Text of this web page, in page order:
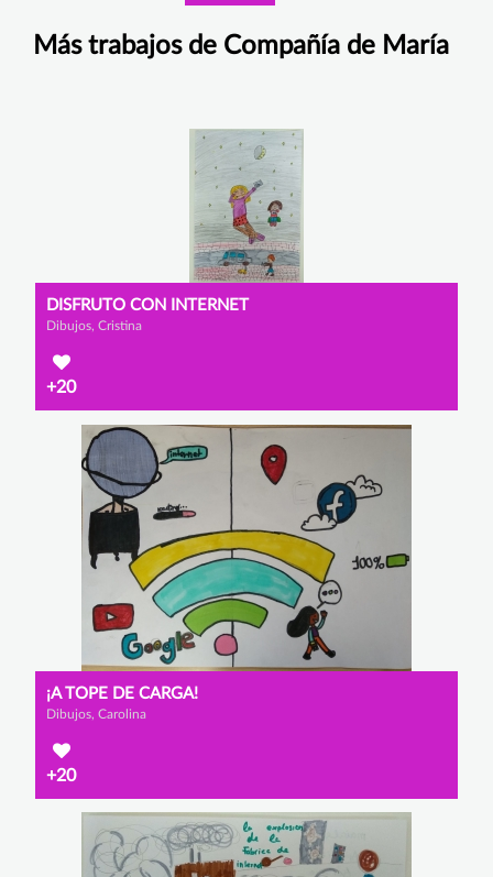
Más trabajos de Compañía de María
DISFRUTO CON INTERNET
Dibujos, Cristina
+20
¡A TOPE DE CARGA!
Dibujos, Carolina
+20